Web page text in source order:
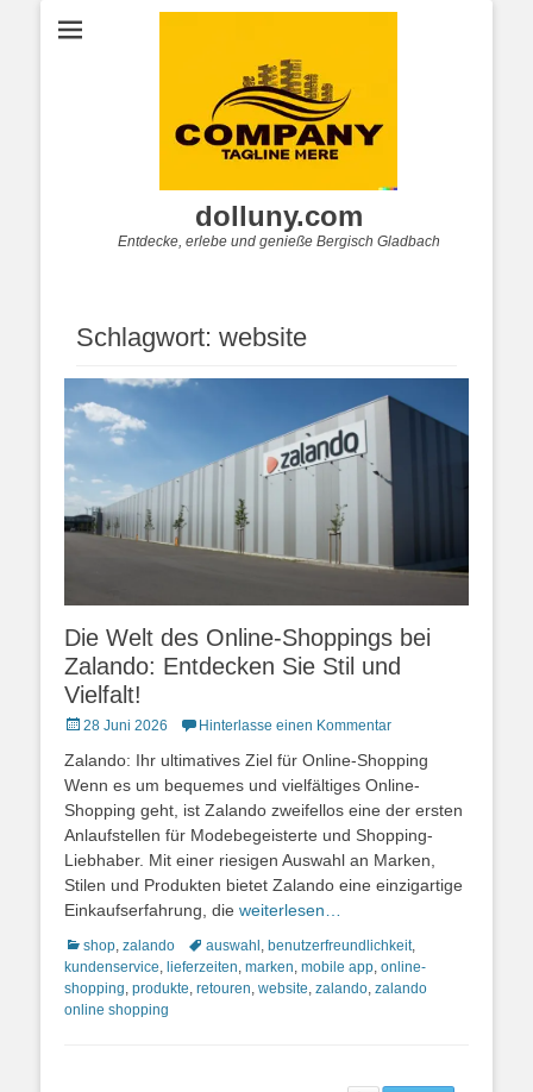
dolluny.com
Entdecke, erlebe und genieße Bergisch Gladbach
Schlagwort: website
Die Welt des Online-Shoppings bei
Zalando: Entdecken Sie Stil und
Vielfalt!
Posted
28 Juni 2026 Hinterlasse einen Kommentar
Zalando: Ihr ultimatives Ziel für Online-Shopping
Wenn es um bequemes und vielfältiges Online-
Shopping geht, ist Zalando zweifellos eine der ersten
Anlaufstellen für Modebegeisterte und Shopping-
Liebhaber. Mit einer riesigen Auswahl an Marken,
Stilen und Produkten bietet Zalando eine einzigartige
Einkaufserfahrung, die weiterlesen…
Kategorien
shop, zalando Schlagworte
auswahl , benutzerfreundlichkeit,
kundenservice, lieferzeiten, marken, mobile app, online-
shopping, produkte, retouren, website, zalando, zalando
online shopping